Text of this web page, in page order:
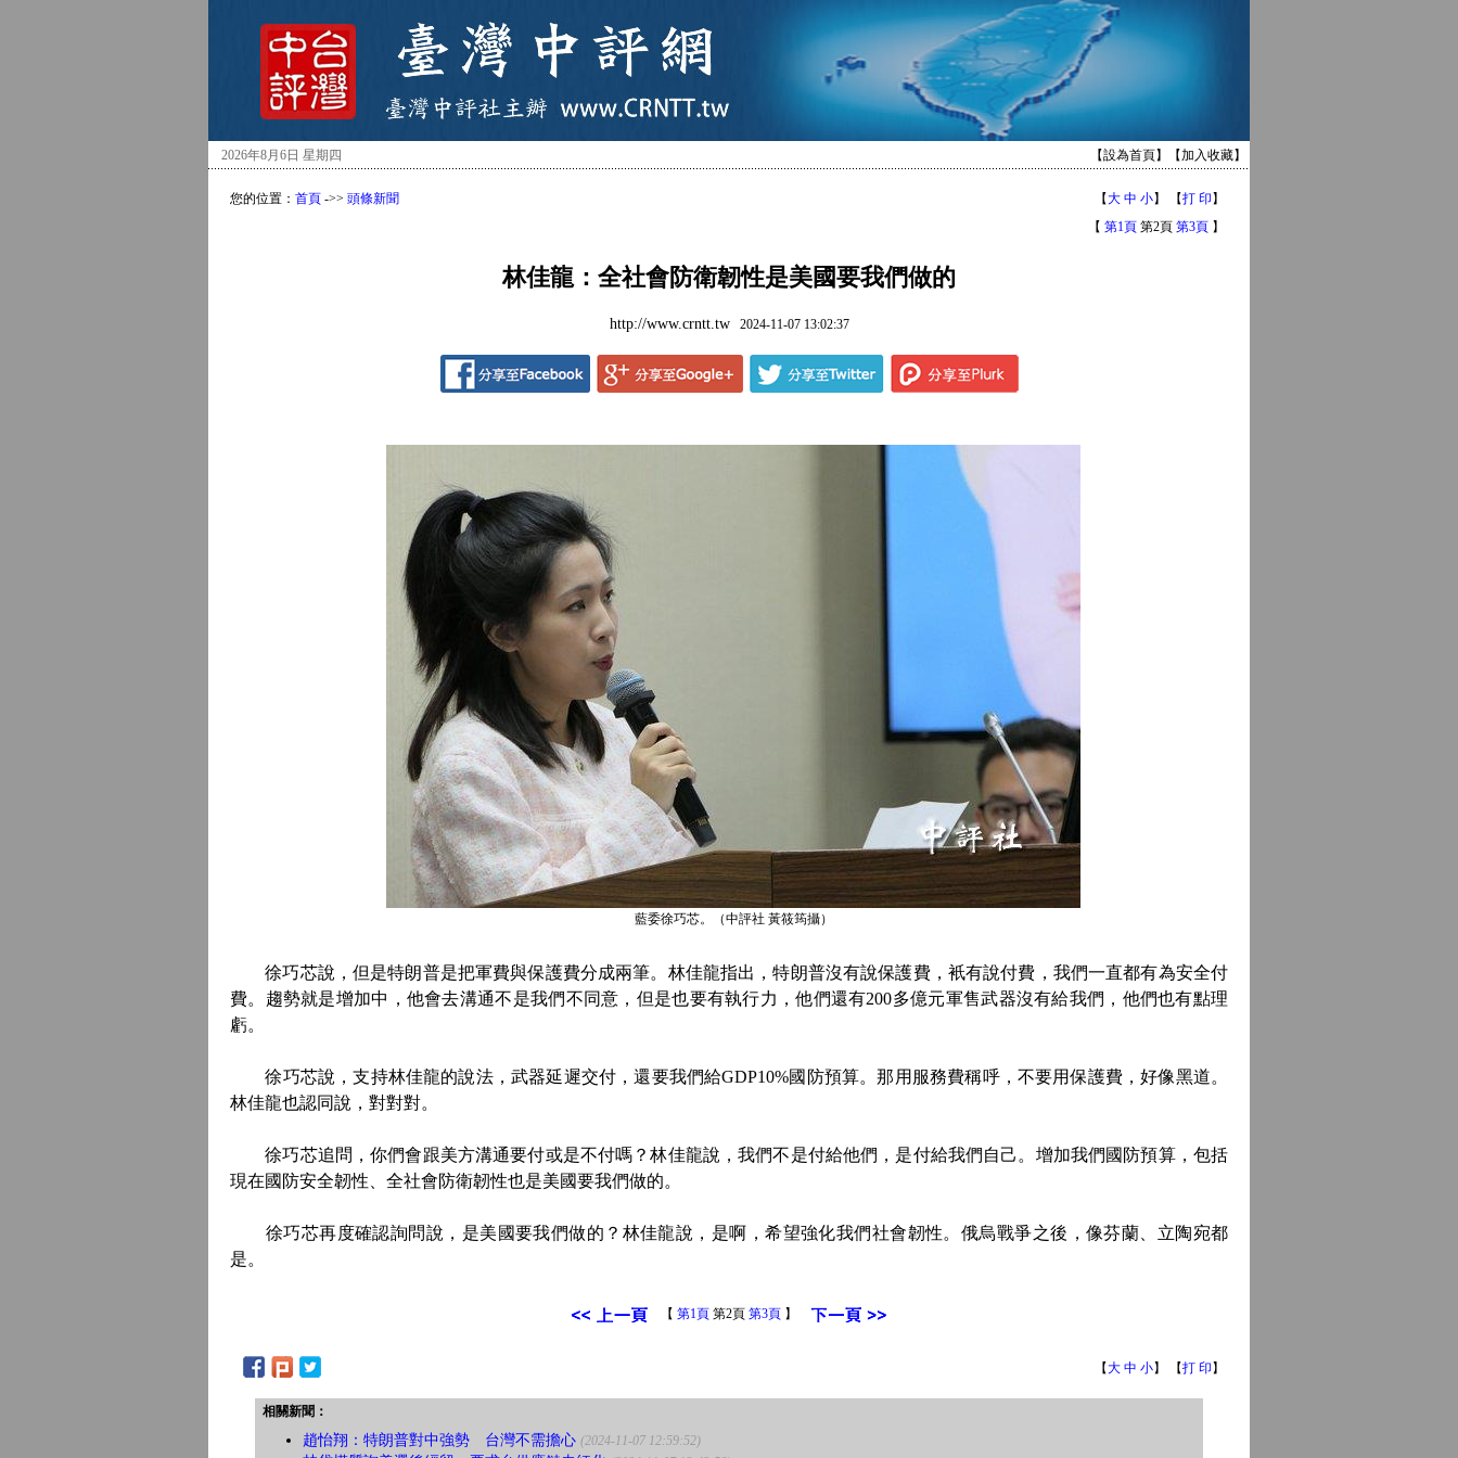
2026年8月6日 星期四 【設為首頁】【加入收藏】
您的位置： 首頁 ->> 頭條新聞 【大 中 小】 【打 印 】
【 第1頁 第2頁 第3頁 】
林佳龍：全社會防衛韌性是美國要我們做的
http://www.crntt.tw2024-11-07 13:02:37
藍委徐巧芯。（中評社 黃筱筠攝）
徐巧芯說，但是特朗普是把軍費與保護費分成兩筆。林佳龍指出，特朗普沒有說保護費，衹有說付費，我們一直都有為安全付
費。趨勢就是增加中，他會去溝通不是我們不同意，但是也要有執行力，他們還有200多億元軍售武器沒有給我們，他們也有點理
虧。
徐巧芯說，支持林佳龍的說法，武器延遲交付，還要我們給GDP10%國防預算。那用服務費稱呼，不要用保護費，好像黑道。
林佳龍也認同說，對對對。
徐巧芯追問，你們會跟美方溝通要付或是不付嗎？林佳龍說，我們不是付給他們，是付給我們自己。增加我們國防預算，包括
現在國防安全韌性、全社會防衛韌性也是美國要我們做的。
徐巧芯再度確認詢問說，是美國要我們做的？林佳龍說，是啊，希望強化我們社會韌性。俄烏戰爭之後，像芬蘭、立陶宛都
是。
【 第1頁 第2頁 第3頁 】
【大 中 小】 【打 印 】
相關新聞：
趙怡翔：特朗普對中強勢 台灣不需擔心 (2024-11-07 12:59:52)